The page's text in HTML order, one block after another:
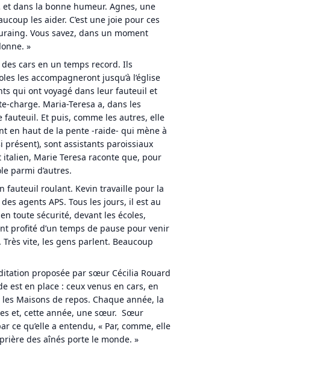
et dans la bonne humeur. Agnes, une
les aider. C’est une joie pour ces
Vous savez, dans un moment
»
cars en un temps record. Ils
les accompagneront jusqu’à l’église
qui ont voyagé dans leur fauteuil et
charge. Maria-Teresa a, dans les
Et puis, comme les autres, elle
en haut de la pente -raide- qui mène à
présent), sont assistants paroissiaux
italien, Marie Teresa raconte que, pour
parmi d’autres.
fauteuil roulant. Kevin travaille pour la
agents APS. Tous les jours, il est au
toute sécurité, devant les écoles,
profité d’un temps de pause pour venir
vite, les gens parlent. Beaucoup
proposée par sœur Cécilia Rouard
est en place : ceux venus en cars, en
Maisons de repos. Chaque année, la
et, cette année, une sœur. Sœur
ce qu’elle a entendu, « Par, comme, elle
des aînés porte le monde. »